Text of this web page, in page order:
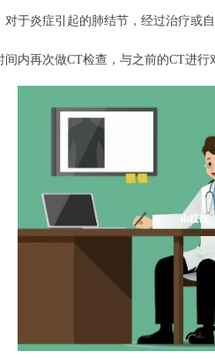
于炎症引起的肺结节，经过治疗或
内再次做CT检查，与之前的CT进行